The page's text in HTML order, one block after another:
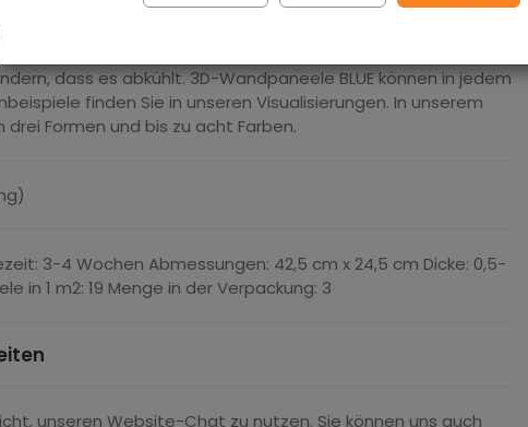
im Büro, Restaurant oder Wohnzimmer verwenden. Sie
dass es abkühlt. 3D-Wandpaneele BLUE können in jedem
finden Sie in unseren Visualisierungen. In unserem
Formen und bis zu acht Farben.
3-4 Wochen Abmessungen: 42,5 cm x 24,5 cm Dicke: 0,5-
in 1 m2: 19 Menge in der Verpackung: 3
unseren Website-Chat zu nutzen. Sie können uns auch